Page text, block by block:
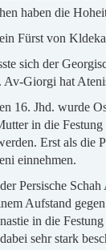
haben die
Fürst von
sich der
Av-Giorgi hat
16. Jhd. wurde
in die
Erst als die
einnehmen.
Persische
Aufstand
in die
sehr stark